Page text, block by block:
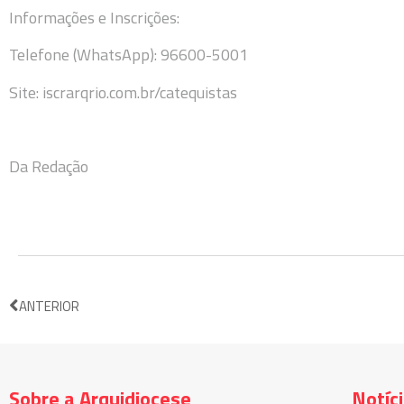
Informações e Inscrições:
Telefone (WhatsApp): 96600-5001
Site: iscrarqrio.com.br/catequistas
Da Redação
ANTERIOR